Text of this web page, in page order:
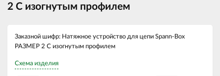
2 С изогнутым профилем
Заказной шифр: Натяжное устройство для цепи Spann-Box
РАЗМЕР 2 С изогнутым профилем
Схема изделия